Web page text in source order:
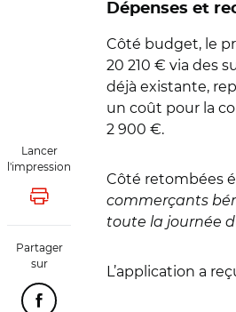
Lancer
l'impression
Lancer l'impression
Partager
sur
Partager cette page sur
Dépenses et
Côté budget, le
20 210 € via des
déjà existante,
un coût pour la
2 900 €.
Côté retombées
commerçants
toute la journée
L’application a